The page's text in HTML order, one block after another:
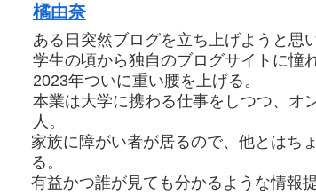
橘由奈
ある日突然ブログを立ち上げようと思
学生の頃から独自のブログサイトに憧
2023年ついに重い腰を上げる。
本業は大学に携わる仕事をしつつ、オ
人。
家族に障がい者が居るので、他とはち
る。
有益かつ誰が見ても分かるような情報